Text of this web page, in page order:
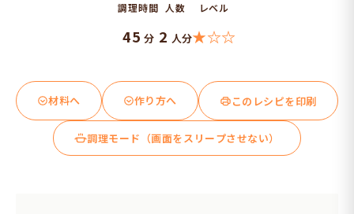
調理時間
45 分
人数
2 人分
レベル
★☆☆
材料へ 作り方へ このレシピを印刷
調理モード（画面をスリープさせない）